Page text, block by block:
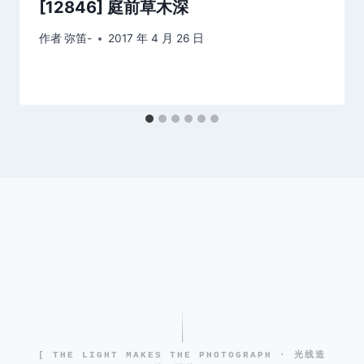
[12846] 庭前草木深
作者弥笛- 2017 年 4 月 26 日
[ THE LIGHT MAKES THE PHOTOGRAPH · 光线造